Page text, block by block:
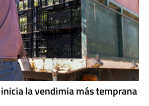
inicia la vendimia más temprana